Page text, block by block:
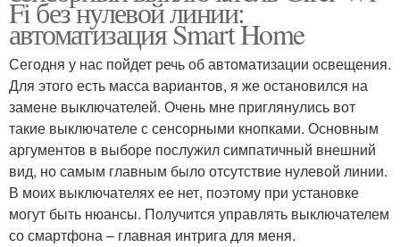
Fi без нулевой линии:
автоматизация Smart Home
Сегодня у нас пойдет речь об автоматизации освещения.
Для этого есть масса вариантов, я же остановился на
замене выключателей. Очень мне приглянулись вот
такие выключателе с сенсорными кнопками. Основным
аргументов в выборе послужил симпатичный внешний
вид, но самым главным было отсутствие нулевой линии.
В моих выключателях ее нет, поэтому при установке
могут быть нюансы. Получится управлять выключателем
со смартфона – главная интрига для меня.